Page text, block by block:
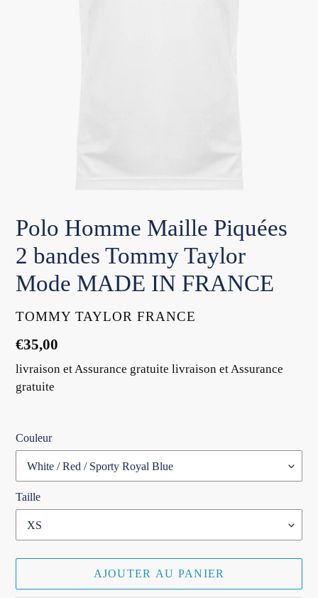
Polo Homme Maille Piquées
2 bandes Tommy Taylor
Mode MADE IN FRANCE
DISTRIBUTEUR
TOMMY TAYLOR FRANCE
Prix
normal
€35,00
livraison et Assurance gratuite livraison et Assurance
gratuite
Couleur
Taille
AJOUTER AU PANIER